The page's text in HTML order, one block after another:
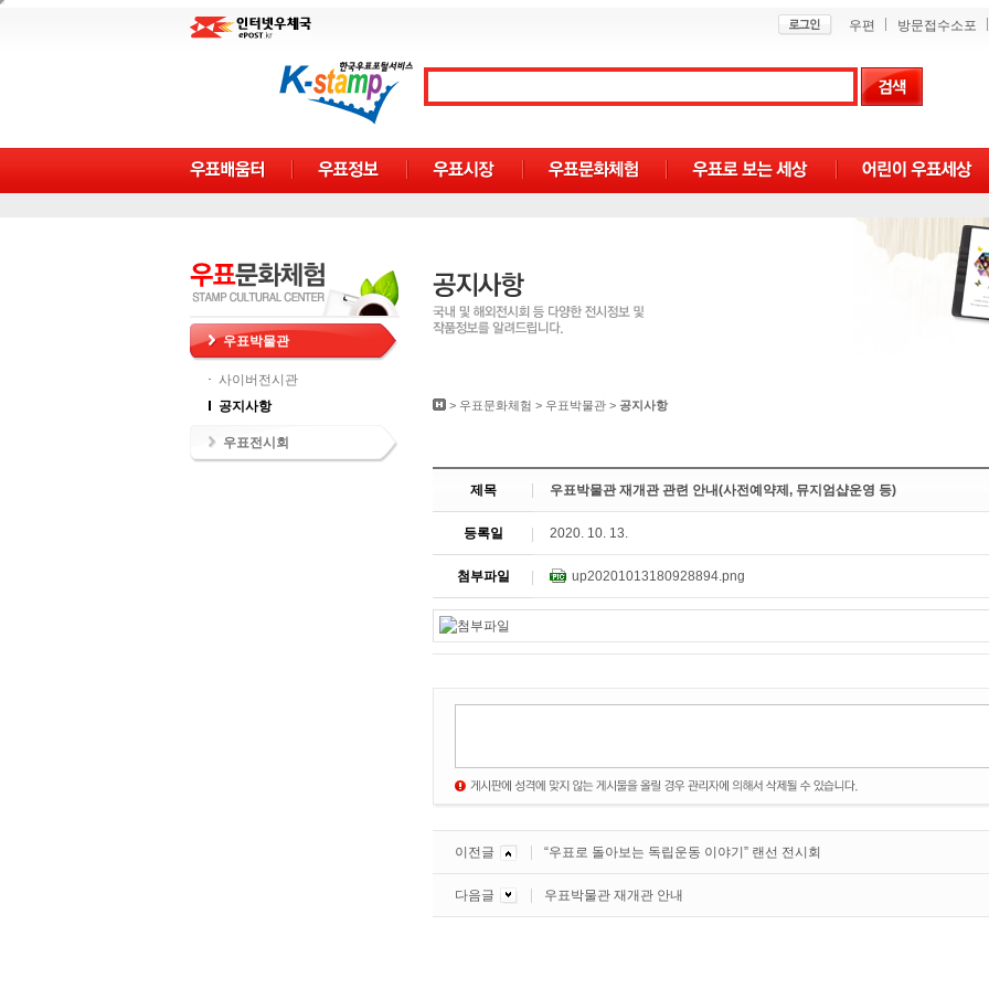
우편 방문접수소포
우표박물관
사이버전시관
공지사항
우표전시회
> 우표문화체험 > 우표박물관 > 공지사항
제목 우표박물관 재개관 관련 안내(사전예약제, 뮤지엄샵운영 등)
등록일 2020. 10. 13.
첨부파일 up20201013180928894.png
이전글 “우표로 돌아보는 독립운동 이야기” 랜선 전시회
다음글 우표박물관 재개관 안내